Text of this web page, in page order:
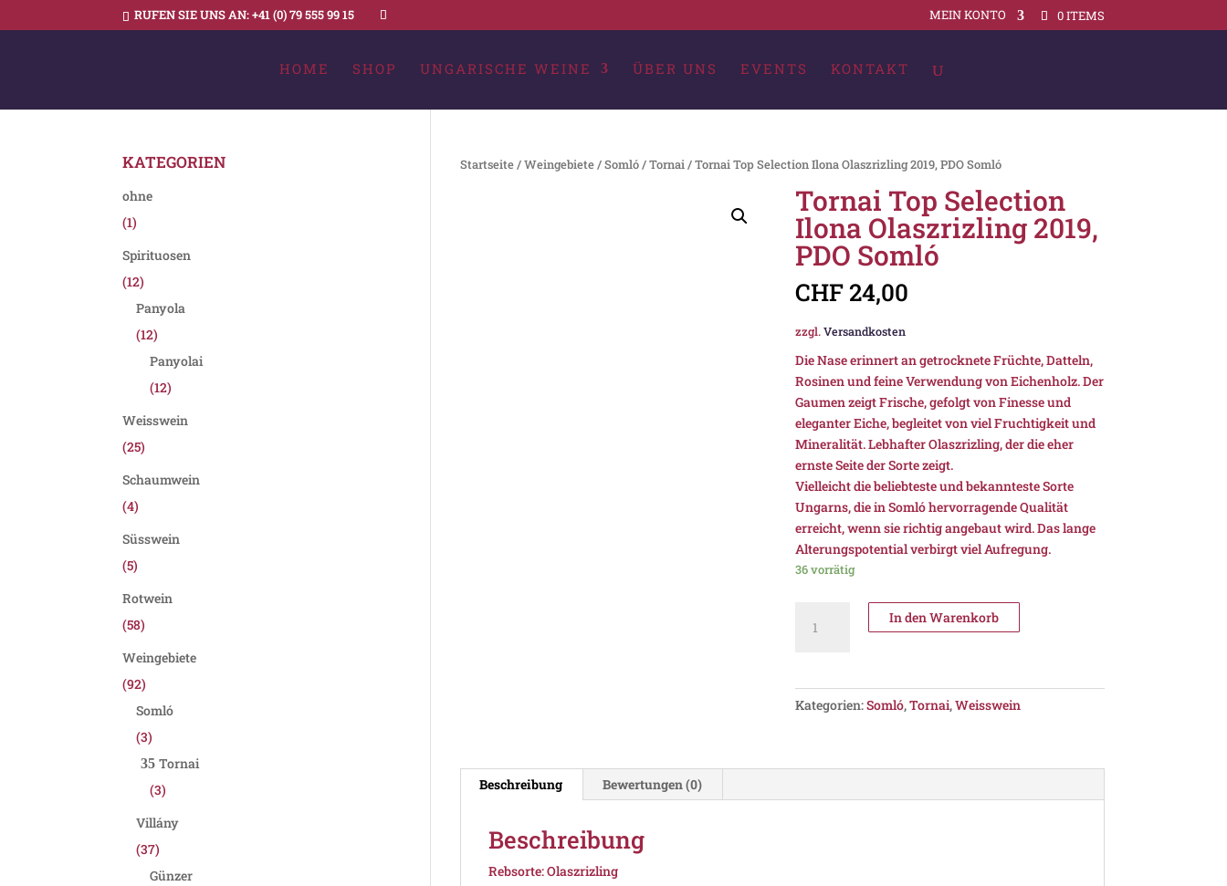
RUFEN SIE UNS AN:+41 (0) 79 555 99 15 MEIN KONTO 0 ITEMS
HOME SHOP UNGARISCHE WEINE ÜBER UNS EVENTS KONTAKT
Startseite/Weingebiete/Somló/Tornai / Tornai Top Selection Ilona Olaszrizling 2019, PDO Somló
Tornai Top Selection
Ilona Olaszrizling 2019,
PDO Somló
CHF24,00
zzgl.Versandkosten
Die Nase erinnert an getrocknete Früchte, Datteln,
Rosinen und feine Verwendung von Eichenholz. Der
Gaumen zeigt Frische, gefolgt von Finesse und
eleganter Eiche, begleitet von viel Fruchtigkeit und
Mineralität. Lebhafter Olaszrizling, der die eher
ernste Seite der Sorte zeigt.
Vielleicht die beliebteste und bekannteste Sorte
Ungarns, die in Somló hervorragende Qualität
erreicht, wenn sie richtig angebaut wird. Das lange
Alterungspotential verbirgt viel Aufregung.
36 vorrätig
Top
Olaszrizling
2019,
In den Warenkorb
Kategorien:Somló,Tornai,Weisswein
Beschreibung Bewertungen (0)
Beschreibung
Rebsorte: Olaszrizling
KATEGORIEN
ohne
(1)
Spirituosen
(12)
Panyola
(12)
Panyolai
(12)
Weisswein
(25)
Schaumwein
(4)
Süsswein
(5)
Rotwein
(58)
Weingebiete
(92)
Somló
(3)
Tornai
(3)
Villány
(37)
Günzer